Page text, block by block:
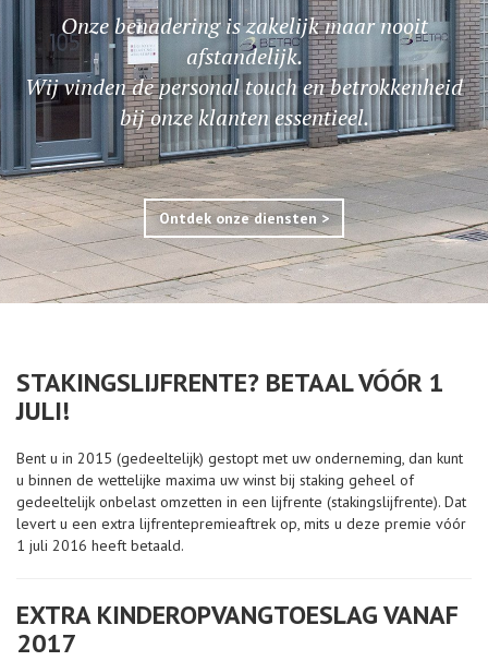
Onze benadering is zakelijk maar nooit
afstandelijk.
Wij vinden de personal touch en betrokkenheid
bij onze klanten essentieel.
Ontdek onze diensten >
STAKINGSLIJFRENTE? BETAAL VÓÓR 1
JULI!
Bent u in 2015 (gedeeltelijk) gestopt met uw onderneming, dan kunt
u binnen de wettelijke maxima uw winst bij staking geheel of
gedeeltelijk onbelast omzetten in een lijfrente (stakingslijfrente). Dat
levert u een extra lijfrentepremieaftrek op, mits u deze premie vóór
1 juli 2016 heeft betaald.
EXTRA KINDEROPVANGTOESLAG VANAF
2017